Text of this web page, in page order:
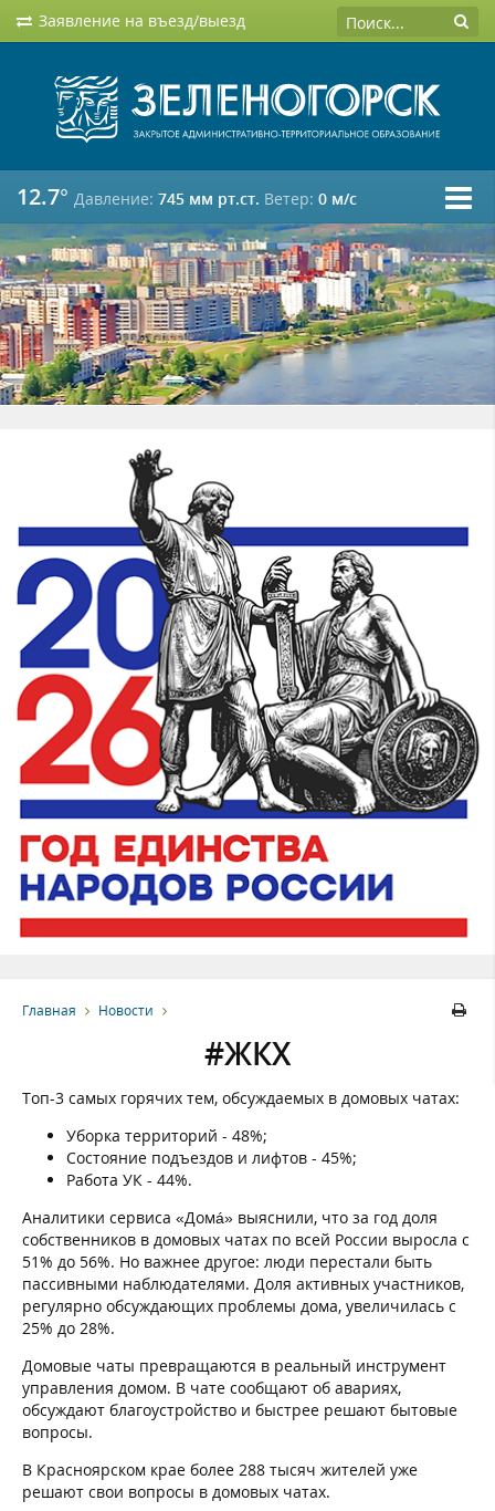
Заявление на въезд/выезд
12.7° Давление: 745 мм рт.ст. Ветер: 0 м/c
Главная Новости
#ЖКХ
Топ-3 самых горячих тем, обсуждаемых в домовых чатах:
Уборка территорий - 48%;
Состояние подъездов и лифтов - 45%;
Работа УК - 44%.
Аналитики сервиса «Домá» выяснили, что за год доля
собственников в домовых чатах по всей России выросла с
51% до 56%. Но важнее другое: люди перестали быть
пассивными наблюдателями. Доля активных участников,
регулярно обсуждающих проблемы дома, увеличилась с
25% до 28%.
Домовые чаты превращаются в реальный инструмент
управления домом. В чате сообщают об авариях,
обсуждают благоустройство и быстрее решают бытовые
вопросы.
В Красноярском крае более 288 тысяч жителей уже
решают свои вопросы в домовых чатах.